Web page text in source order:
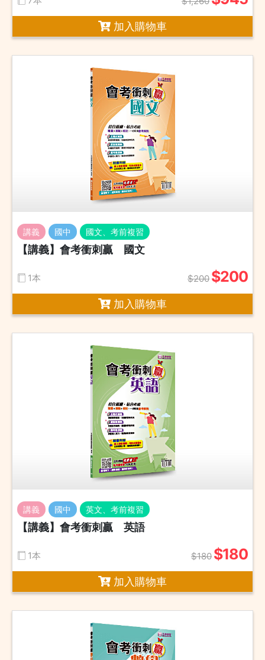
加入購物車
講義 國中 國文、考前複習
【講義】會考衝刺贏 國文
1本 $200 $200
加入購物車
講義 國中 英文、考前複習
【講義】會考衝刺贏 英語
1本 $180 $180
加入購物車